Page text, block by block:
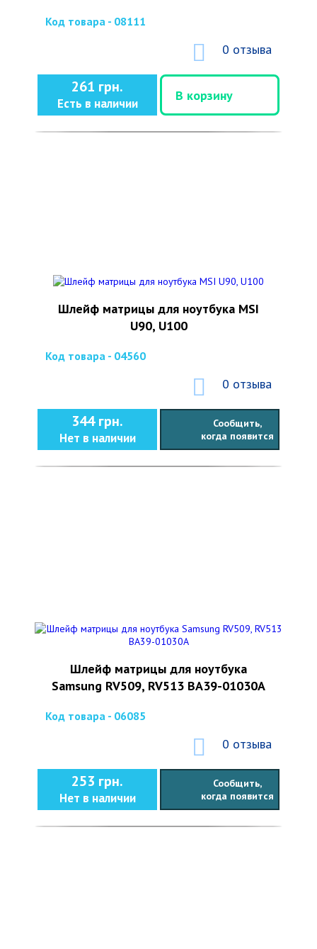
Код товара - 08111
0 отзыва
261 грн.
Есть в наличии
В корзину
Шлейф матрицы для ноутбука MSI
U90, U100
Код товара - 04560
0 отзыва
344 грн.
Нет в наличии
Сообщить,
когда появится
Шлейф матрицы для ноутбука
Samsung RV509, RV513 BA39-01030A
Код товара - 06085
0 отзыва
253 грн.
Нет в наличии
Сообщить,
когда появится